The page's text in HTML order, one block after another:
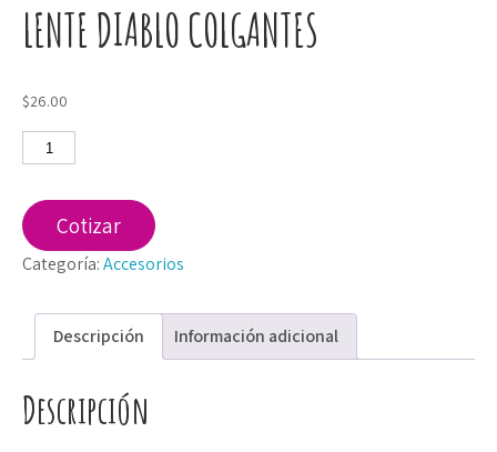
LENTE DIABLO COLGANTES
$26.00
Lente
diablo
colgantes
cantidadCotizar
Categoría:Accesorios
Descripción Información adicional
Descripción